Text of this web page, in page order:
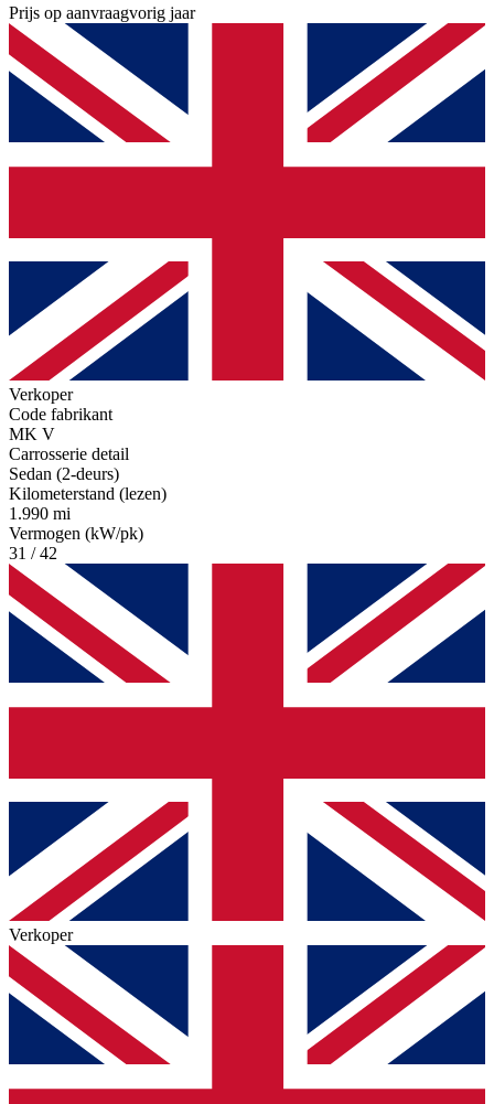
Prijs op aanvraagvorig jaar
Verkoper
Code fabrikant
MK V
Carrosserie detail
Sedan (2-deurs)
Kilometerstand (lezen)
1.990 mi
Vermogen (kW/pk)
31 / 42
Verkoper